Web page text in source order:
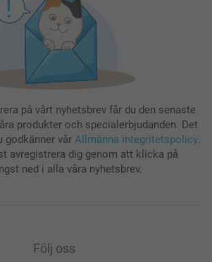
på vårt nyhetsbrev får du den senaste
produkter och specialerbjudanden. Det
godkänner vår Allmänna integritetspolicy.
avregistrera dig genom att klicka på
ned i alla våra nyhetsbrev.
Följ oss